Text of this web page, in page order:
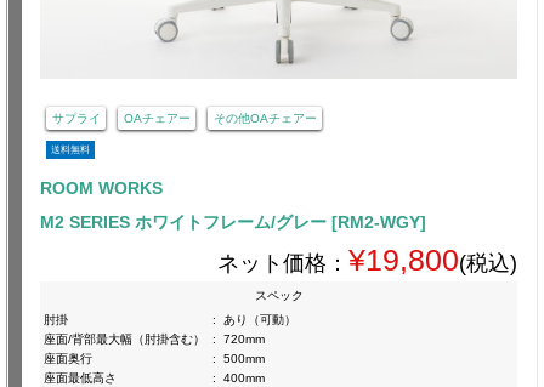
サプライ OAチェアー その他OAチェアー
送料無料
ROOM WORKS
M2 SERIES ホワイトフレーム/グレー [RM2-WGY]
ネット価格： ¥19,800(税込)
スペック
肘掛
:
あり（可動）
座面/背部最大幅（肘掛含む）
:
720mm
座面奥行
:
500mm
座面最低高さ
:
400mm